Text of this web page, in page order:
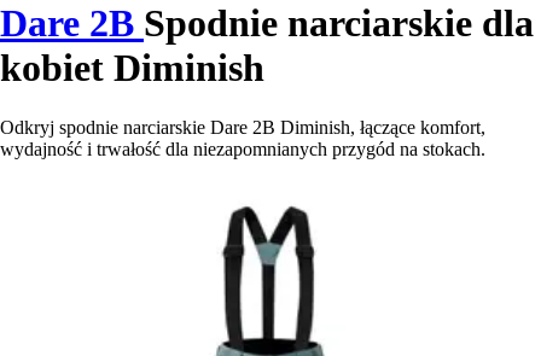
Dare 2B Spodnie narciarskie dla
kobiet Diminish
Odkryj spodnie narciarskie Dare 2B Diminish, łączące komfort,
wydajność i trwałość dla niezapomnianych przygód na stokach.